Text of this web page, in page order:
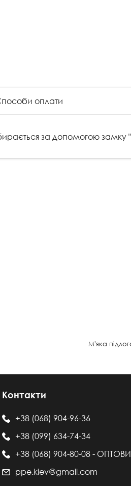
оплати
за допомогою замку
М'яка
Контакти
+38 (068) 904-96-36
+38 (099) 634-74-34
+38 (068) 904-80-08 -
ppe.kiev@gmail.com